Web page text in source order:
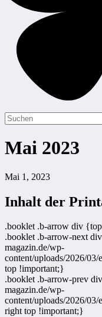
Mai 2023
Mai 1, 2023
Inhalt der
.booklet .b-arrow div
.booklet .b-arrow-next
magazin.de/wp-
content/uploads/2026/03/
top !important;}
.booklet .b-arrow-prev
magazin.de/wp-
content/uploads/2026/03/
right top !important;}